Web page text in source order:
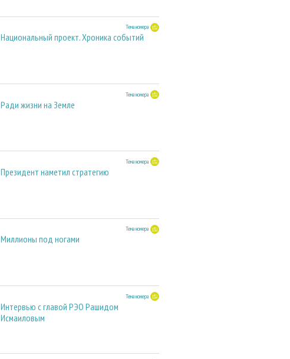
Тема номера
Национальный проект. Хроника событий
Тема номера
Ради жизни на Земле
Тема номера
Президент наметил стратегию
Тема номера
Миллионы под ногами
Тема номера
Интервью с главой РЭО Рашидом
Исмаиловым